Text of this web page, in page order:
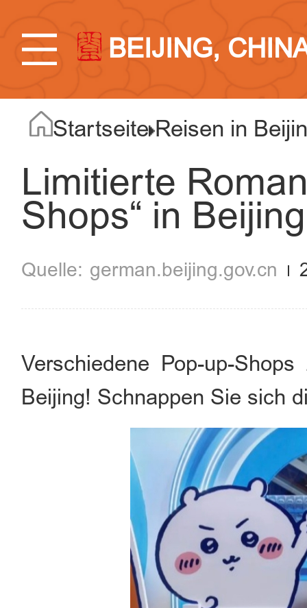
BEIJING,
Startseite Reisen in
Limitierte
Shops“ in
german.beijing.gov.cn
Verschiedene Pop-up-
Beijing! Schnappen Sie sich